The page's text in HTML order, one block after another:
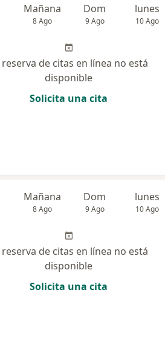
Mañana
8 Ago
Dom
9 Ago
lunes
10 Ago
reserva de citas en línea no está
disponible
Solicita una cita
Mañana
8 Ago
Dom
9 Ago
lunes
10 Ago
reserva de citas en línea no está
disponible
Solicita una cita